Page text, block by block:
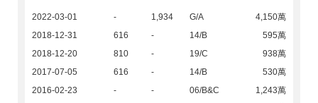
2022-03-01 - 1,934 G/A
4,150萬
2018-12-31
616 - 14/B
595萬
2018-12-20
810 - 19/C
938萬
2017-07-05
616 - 14/B
530萬
2016-02-23
- - 06/B&C
1,243萬